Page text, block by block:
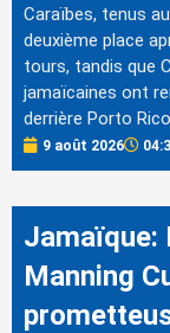
Caraïbes, tenus
deuxième place
tours, tandis que
jamaïcaines ont
derrière Porto
9 août 2026
Jamaïque:
Manning